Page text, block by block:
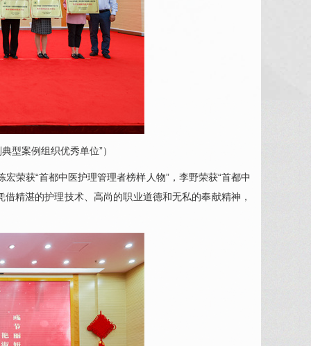
型案例组织优秀单位”）
宏荣获“首都中医护理管理者榜样人物”，李野荣获“首都中
借精湛的护理技术、高尚的职业道德和无私的奉献精神，